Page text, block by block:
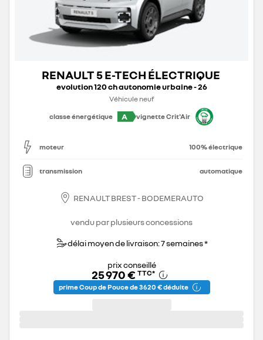
RENAULT 5 E-TECH ÉLECTRIQUE
evolution 120 ch autonomie urbaine - 26
Véhicule neuf
classe énergétique
A vignette Crit'Air
moteur 100% électrique
transmission automatique
RENAULT BREST - BODEMERAUTO
vendu par plusieurs concessions
délai moyen de livraison: 7 semaines *
prix conseillé
25 970 € TTC*
prime Coup de Pouce de 3 620 € déduite